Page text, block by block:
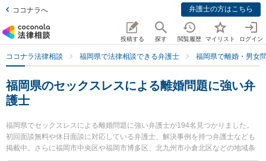
ココナラへ 弁護士の方はこちら
投稿する 探す 閲覧履歴 マイリスト ログイン
ココナラ法律相談 福岡県で法律相談できる弁護士 福岡県で離婚・男女
福岡県のセックスレスによる離婚問題に強い弁
護士
福岡県でセックスレスによる離婚問題に強い弁護士が194名見つかりました。
初回面談無料や休日面談に対応している弁護士、解決事例を持つ弁護士なども
掲載中。さらに福岡市中央区や福岡市博多区、北九州市小倉北区などの地域条
件で弁護士を絞り込めます。離婚・男女問題に関係する財産分与や養育費、親